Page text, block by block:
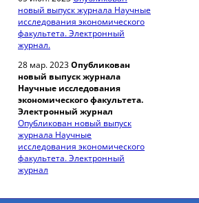
новый выпуск журнала Научные
исследования экономического
факультета. Электронный
журнал.
28 мар. 2023Опубликован
новый выпуск журнала
Научные исследования
экономического факультета.
Электронный журнал
Опубликован новый выпуск
журнала Научные
исследования экономического
факультета. Электронный
журнал